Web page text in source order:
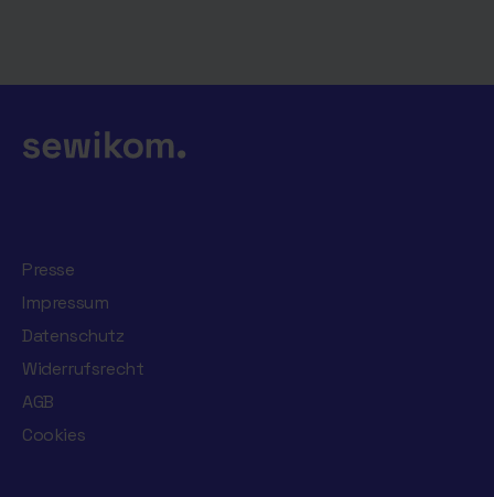
Presse
Impressum
Datenschutz
Widerrufsrecht
AGB
Cookies